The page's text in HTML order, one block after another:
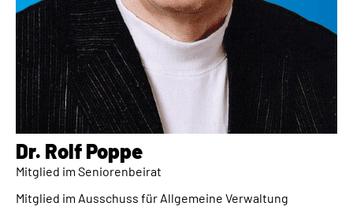
Dr. Rolf Poppe​
Mitglied im Seniorenbeirat
Mitglied im Ausschuss für Allgemeine Verwaltung